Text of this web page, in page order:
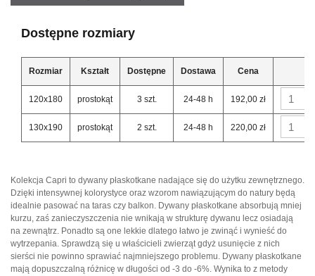
Dostępne rozmiary
Rozmiar Kształt Dostępne Dostawa Cena
120x180 prostokąt 3 szt. 24-48 h 192,00 zł
130x190 prostokąt 2 szt. 24-48 h 220,00 zł
Kolekcja Capri to dywany płaskotkane nadające się do użytku zewnętrznego.
Dzięki intensywnej kolorystyce oraz wzorom nawiązującym do natury będą
idealnie pasować na taras czy balkon. Dywany płaskotkane absorbują mniej
kurzu, zaś zanieczyszczenia nie wnikają w strukturę dywanu lecz osiadają
na zewnątrz. Ponadto są one lekkie dlatego łatwo je zwinąć i wynieść do
wytrzepania. Sprawdzą się u właścicieli zwierząt gdyż usunięcie z nich
sierści nie powinno sprawiać najmniejszego problemu. Dywany płaskotkane
mają dopuszczalną różnicę w długości od -3 do -6%. Wynika to z metody